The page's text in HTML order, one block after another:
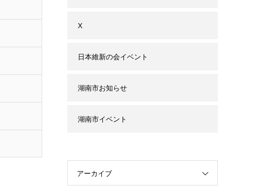
X
日本維新の会イベント
湖南市お知らせ
湖南市イベント
アーカイブ